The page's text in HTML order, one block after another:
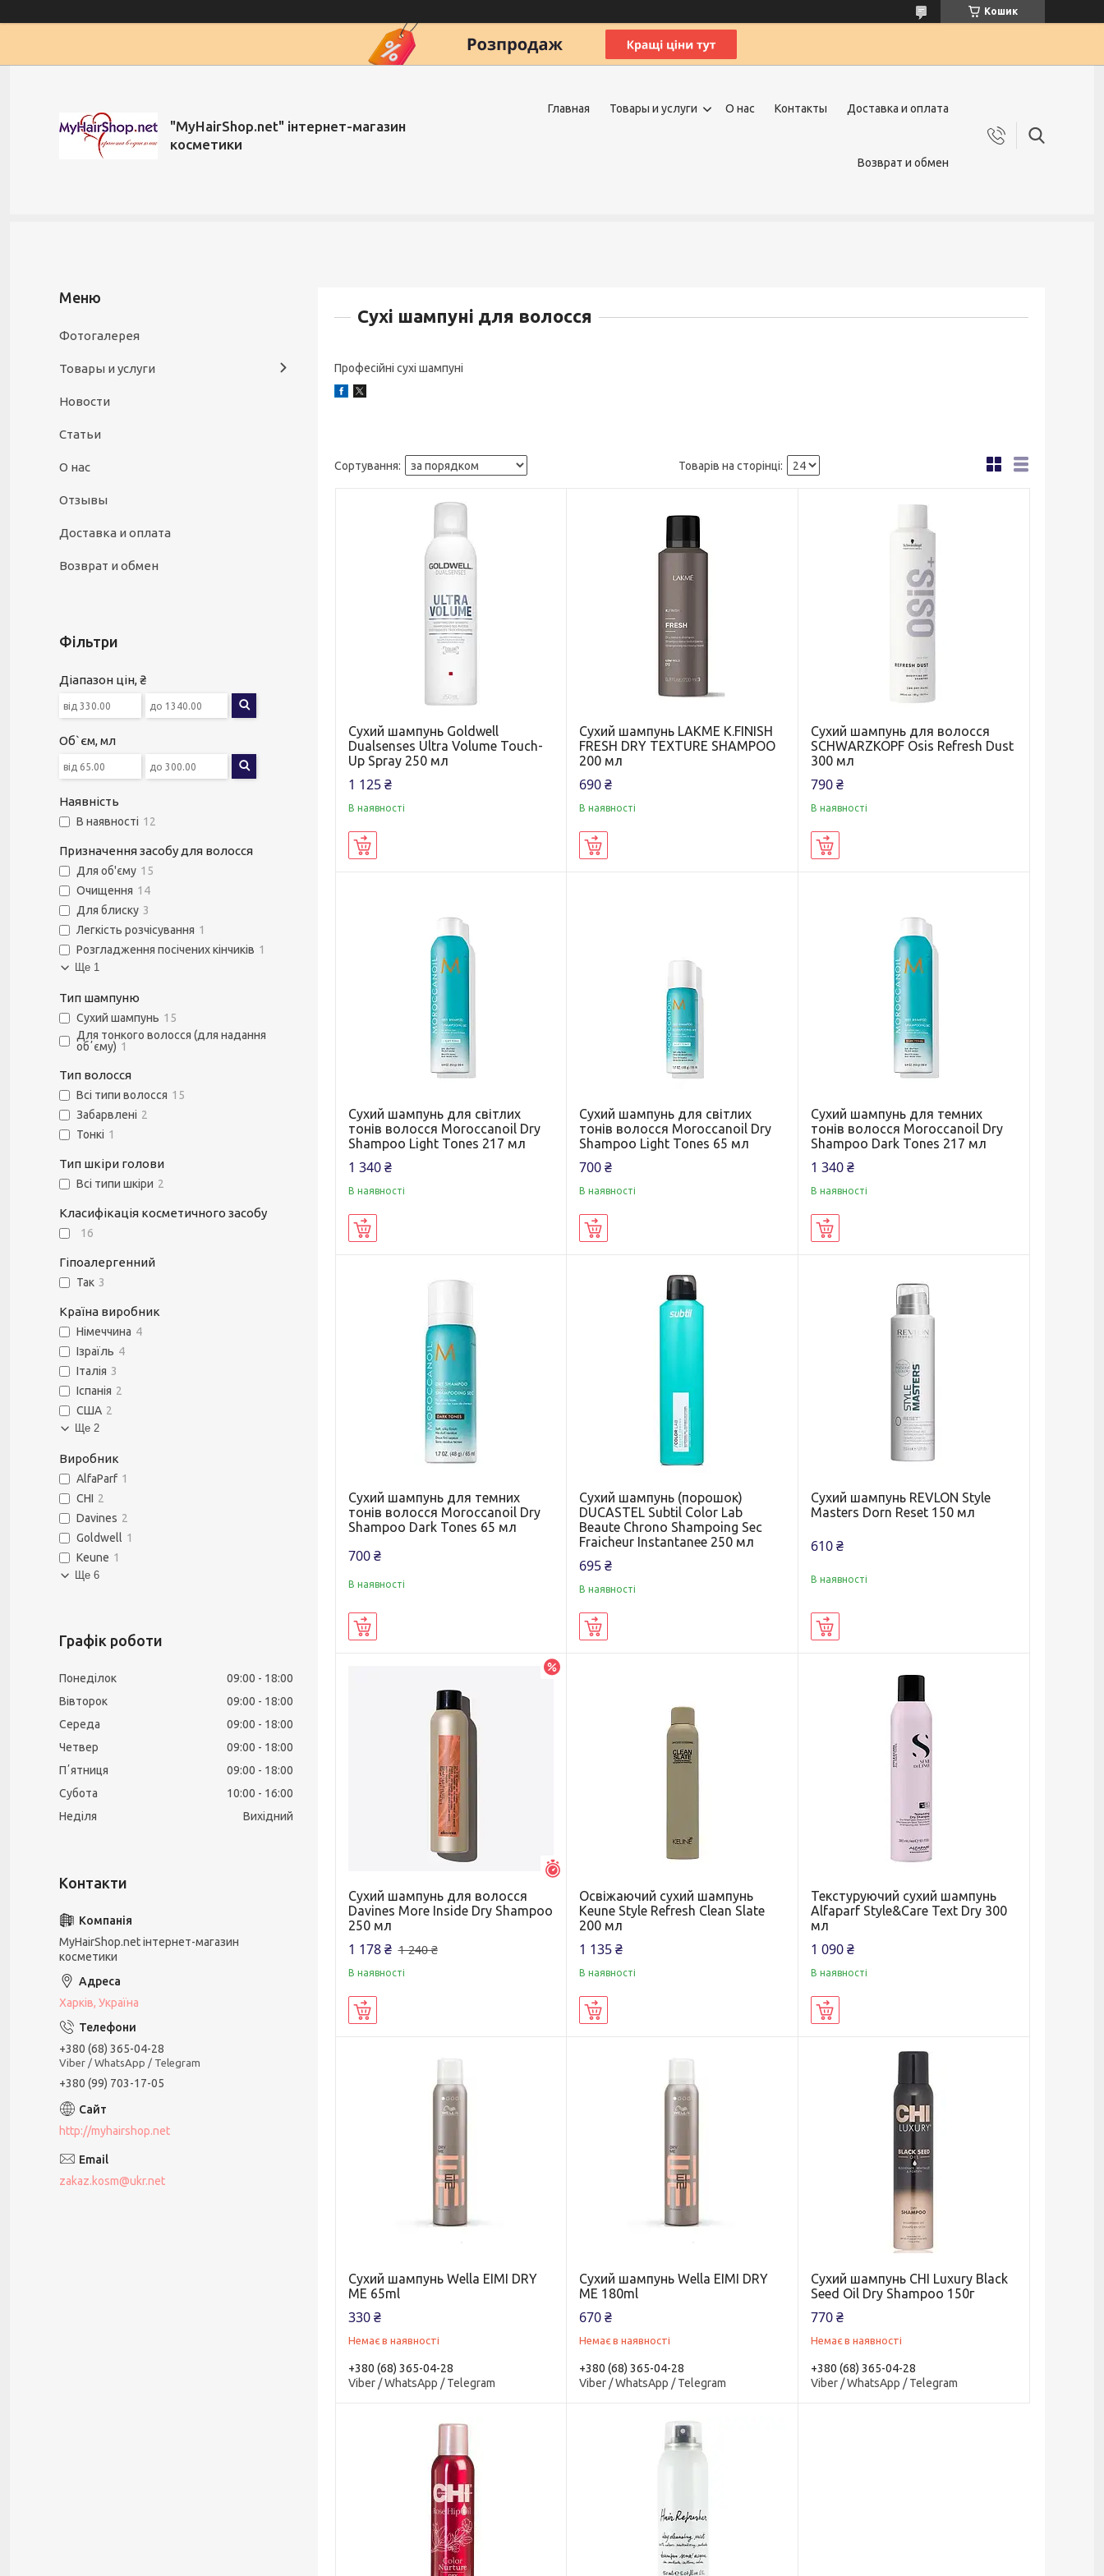
Кошик
"MyHairShop.net" інтернет-магазин
косметики
Главная Товары и услуги О нас Контакты Доставка и оплата
Возврат и обмен
Сухі шампуні для волосся
Професійні сухі шампуні
Сухий шампунь Goldwell
Dualsenses Ultra Volume Touch-
Up Spray 250 мл
1 125 ₴
В наявності
Сухий шампунь LAKME K.FINISH
FRESH DRY TEXTURE SHAMPOO
200 мл
690 ₴
В наявності
Сухий шампунь для волосся
SCHWARZKOPF Osis Refresh Dust
300 мл
790 ₴
В наявності
Сухий шампунь для світлих
тонів волосся Moroccanoil Dry
Shampoo Light Tones 217 мл
1 340 ₴
В наявності
Сухий шампунь для світлих
тонів волосся Moroccanoil Dry
Shampoo Light Tones 65 мл
700 ₴
В наявності
Сухий шампунь для темних
тонів волосся Moroccanoil Dry
Shampoo Dark Tones 217 мл
1 340 ₴
В наявності
Сухий шампунь для темних
тонів волосся Moroccanoil Dry
Shampoo Dark Tones 65 мл
700 ₴
В наявності
Сухий шампунь (порошок)
DUCASTEL Subtil Color Lab
Beaute Chrono Shampoing Sec
Fraicheur Instantanee 250 мл
695 ₴
В наявності
Сухий шампунь REVLON Style
Masters Dorn Reset 150 мл
610 ₴
В наявності
Сухий шампунь для волосся
Davines More Inside Dry Shampoo
250 мл
1 178 ₴ 1 240 ₴
В наявності
Освіжаючий сухий шампунь
Keune Style Refresh Clean Slate
200 мл
1 135 ₴
В наявності
Текстуруючий сухий шампунь
Alfaparf Style&Care Text Dry 300
мл
1 090 ₴
В наявності
Сухий шампунь Wella EIMI DRY
ME 65ml
330 ₴
Немає в наявності
+380 (68) 365-04-28
Viber / WhatsApp / Telegram
Сухий шампунь Wella EIMI DRY
ME 180ml
670 ₴
Немає в наявності
+380 (68) 365-04-28
Viber / WhatsApp / Telegram
Сухий шампунь CHI Luxury Black
Seed Oil Dry Shampoo 150г
770 ₴
Немає в наявності
+380 (68) 365-04-28
Viber / WhatsApp / Telegram
Фотогалерея
Товары и услуги
Новости
Статьи
О нас
Отзывы
Доставка и оплата
Возврат и обмен
Фільтри
Діапазон цін, ₴
Об`єм, мл
Наявність
В наявності 12
Призначення засобу для волосся
Для об'єму 15
Очищення 14
Для блиску 3
Легкість розчісування 1
Розгладження посічених кінчиків 1
Ще 1
Тип шампуню
Сухий шампунь 15
Для тонкого волосся (для надання
обʼєму) 1
Тип волосся
Всі типи волосся 15
Забарвлені 2
Тонкі 1
Тип шкіри голови
Всі типи шкіри 2
Класифікація косметичного засобу
16
Гіпоалергенний
Так 3
Країна виробник
Німеччина 4
Ізраїль 4
Італія 3
Іспанія 2
США 2
Ще 2
Виробник
AlfaParf 1
CHI 2
Davines 2
Goldwell 1
Keune 1
Ще 6
Графік роботи
Понеділок 09:00
18:00
Вівторок
09:00
18:00
Середа
09:00
18:00
Четвер
09:00
18:00
Пʼятниця
09:00
18:00
Субота
10:00
16:00
Неділя
Вихідний
MyHairShop.net інтернет-магазин
косметики
Харків, Україна
+380 (68) 365-04-28
Viber / WhatsApp / Telegram
+380 (99) 703-17-05
http://myhairshop.net
zakaz.kosm@ukr.net